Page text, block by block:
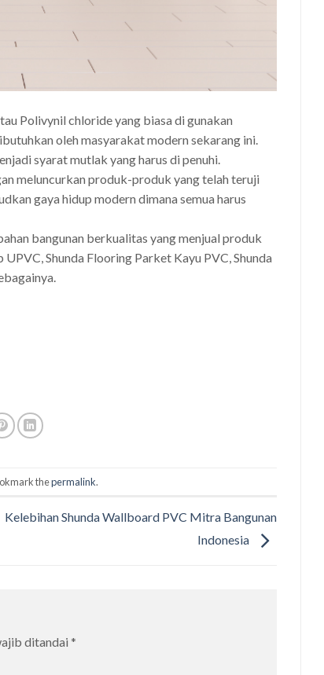
Polivynil chloride yang biasa di gunakan
oleh masyarakat modern sekarang ini.
syarat mutlak yang harus di penuhi.
meluncurkan produk-produk yang telah teruji
gaya hidup modern dimana semua harus
bangunan berkualitas yang menjual produk
Shunda Flooring Parket Kayu PVC, Shunda
thepermalink.
Kelebihan Shunda Wallboard PVC Mitra Bangunan
Indonesia
ditandai *